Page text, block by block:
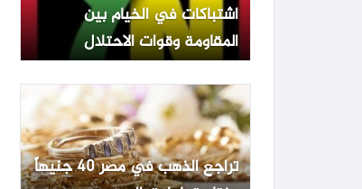
اشتباكات في الخيام بين
المقاومة وقوات الاحتلال
تراجع الذهب في مصر 40 جنيهاً